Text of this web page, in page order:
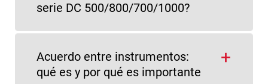
serie DC 500/800/700/1000?
Acuerdo entre instrumentos:
qué es y por qué es importante